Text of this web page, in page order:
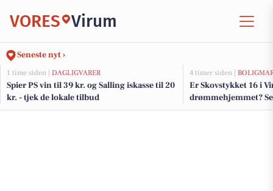
VORES Virum
Seneste nyt ›
1 time siden | DAGLIGVARER
Spier PS vin til 39 kr. og Salling iskasse til 20
kr. - tjek de lokale tilbud
4 timer siden |
Er Skovstykket 16 i
drømmehjemmet?
salg nu for op til